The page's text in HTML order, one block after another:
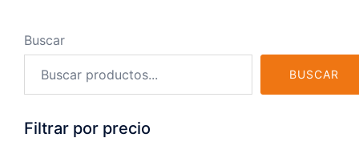
Buscar
BUSCAR
Filtrar por precio